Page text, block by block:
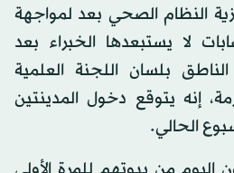
النظام الصحي بعد لمواجهة
لا يستبعدها الخبراء بعد
بلسان اللجنة العلمية
إنه يتوقع دخول المدينتين
الحالي.